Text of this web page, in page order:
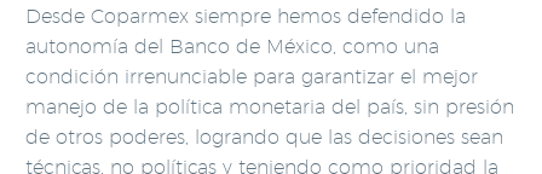
Desde Coparmex siempre hemos defendido la
autonomía del Banco de México, como una
condición irrenunciable para garantizar el mejor
manejo de la política monetaria del país, sin presión
de otros poderes, logrando que las decisiones sean
técnicas, no políticas y teniendo como prioridad la